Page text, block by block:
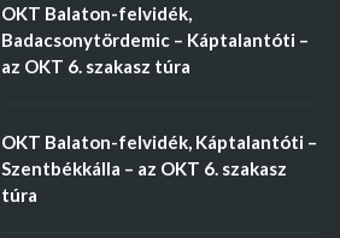
OKT Balaton-felvidék,
Badacsonytördemic – Káptalantóti –
az OKT 6. szakasz túra
OKT Balaton-felvidék, Káptalantóti –
Szentbékkálla – az OKT 6. szakasz
túra